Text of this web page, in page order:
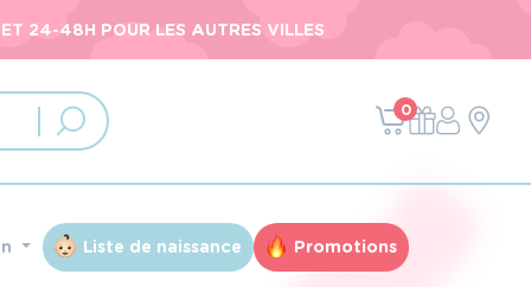
24-48H POUR LES AUTRES VILLES
0
Liste de naissance Promotions